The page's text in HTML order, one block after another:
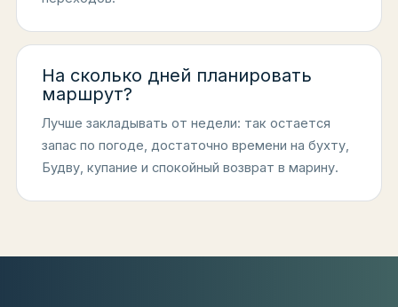
На сколько дней планировать
маршрут?
Лучше закладывать от недели: так остается
запас по погоде, достаточно времени на бухту,
Будву, купание и спокойный возврат в марину.